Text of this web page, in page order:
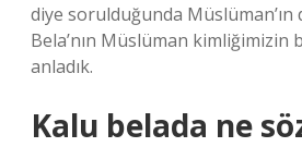
diye sorulduğunda
Bela’nın Müslüman kimliğimizin
anladık.
Kalu belada ne